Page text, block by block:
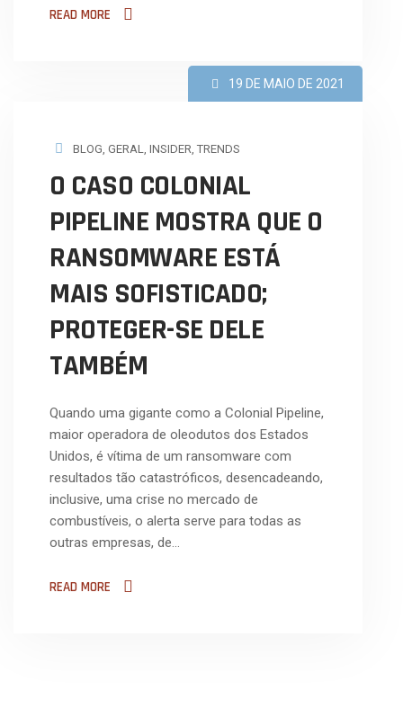
READ MORE
19 DE MAIO DE 2021
BLOG, GERAL, INSIDER, TRENDS
O CASO COLONIAL
PIPELINE MOSTRA QUE O
RANSOMWARE ESTÁ
MAIS SOFISTICADO;
PROTEGER-SE DELE
TAMBÉM
Quando uma gigante como a Colonial Pipeline,
maior operadora de oleodutos dos Estados
Unidos, é vítima de um ransomware com
resultados tão catastróficos, desencadeando,
inclusive, uma crise no mercado de
combustíveis, o alerta serve para todas as
outras empresas, de…
READ MORE